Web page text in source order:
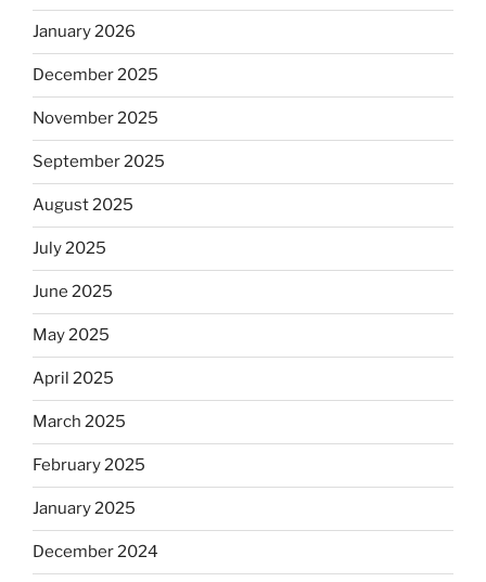
January 2026
December 2025
November 2025
September 2025
August 2025
July 2025
June 2025
May 2025
April 2025
March 2025
February 2025
January 2025
December 2024